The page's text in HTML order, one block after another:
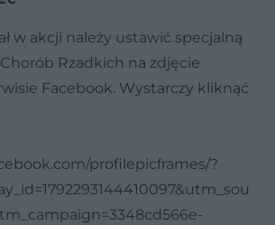
w akcji należy ustawić specjalną
Rzadkich na zdjęcie
Facebook. Wystarczy kliknąć
profilepicframes/?